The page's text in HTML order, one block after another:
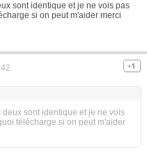
sont identique et je ne vois pas
si on peut m'aider merci
sont identique et je ne vois
télécharge si on peut m'aider